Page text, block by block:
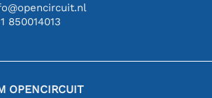
850014013
OPENCIRCUIT